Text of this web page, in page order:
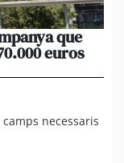
que
euros
camps necessaris